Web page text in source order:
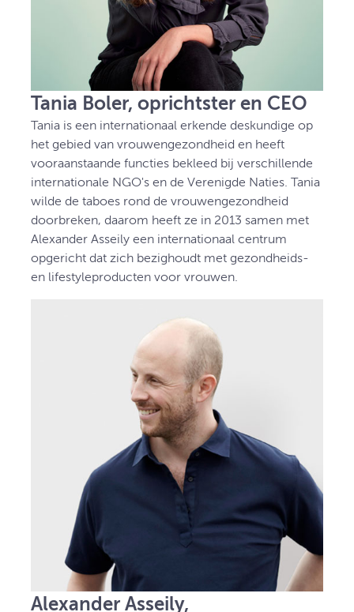
Tania Boler, oprichtster en CEO
Tania is een internationaal erkende deskundige op
het gebied van vrouwengezondheid en heeft
vooraanstaande functies bekleed bij verschillende
internationale NGO's en de Verenigde Naties. Tania
wilde de taboes rond de vrouwengezondheid
doorbreken, daarom heeft ze in 2013 samen met
Alexander Asseily een internationaal centrum
opgericht dat zich bezighoudt met gezondheids-
en lifestyleproducten voor vrouwen.
Alexander Asseily,